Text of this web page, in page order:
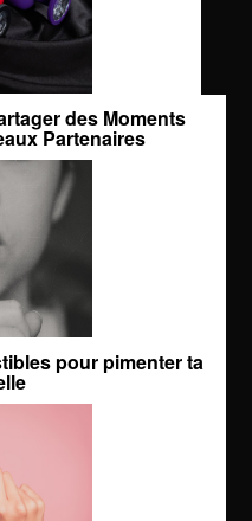
des Moments
Partenaires
pour pimenter ta